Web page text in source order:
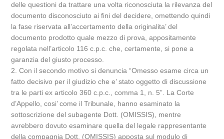
delle questioni da trattare una volta riconosciuta la rilevanza del
documento disconosciuto ai fini del decidere, omettendo quindi
la fase riservata all’accertamento della originalita’ del
documento prodotto quale mezzo di prova, appositamente
regolata nell’articolo 116 c.p.c. che, certamente, si pone a
garanzia del giusto processo.
2. Con il secondo motivo si denuncia “Omesso esame circa un
fatto decisivo per il giudizio che e’ stato oggetto di discussione
tra le parti ex articolo 360 c.p.c., comma 1, n. 5”. La Corte
d’Appello, cosi’ come il Tribunale, hanno esaminato la
sottoscrizione del subagente Dott. (OMISSIS), mentre
avrebbero dovuto esaminare quella del legale rappresentante
della compagnia Dott. (OMISSIS) apposta sul modulo di